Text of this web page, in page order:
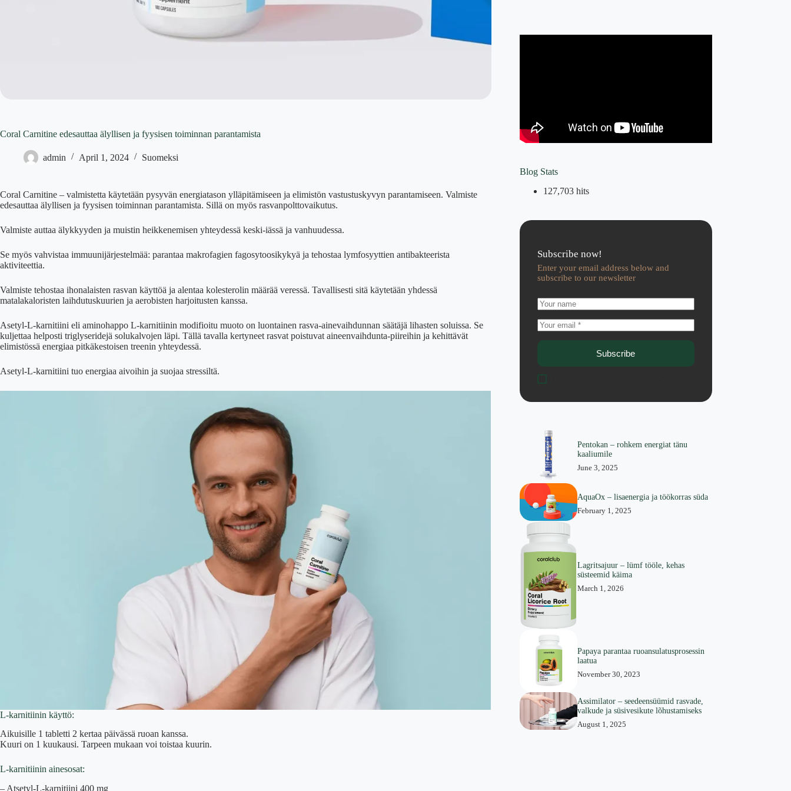
Coral Carnitine edesauttaa älyllisen ja fyysisen toiminnan parantamista
admin April 1, 2024 Suomeksi
Coral Carnitine – valmistetta käytetään pysyvän energiatason ylläpitämiseen ja elimistön vastustuskyvyn parantamiseen. Valmiste
edesauttaa älyllisen ja fyysisen toiminnan parantamista. Sillä on myös rasvanpolttovaikutus.
Valmiste auttaa älykkyyden ja muistin heikkenemisen yhteydessä keski-iässä ja vanhuudessa.
Se myös vahvistaa immuunijärjestelmää: parantaa makrofagien fagosytoosikykyä ja tehostaa lymfosyyttien antibakteerista
aktiviteettia.
Valmiste tehostaa ihonalaisten rasvan käyttöä ja alentaa kolesterolin määrää veressä. Tavallisesti sitä käytetään yhdessä
matalakaloristen laihdutuskuurien ja aerobisten harjoitusten kanssa.
Asetyl-L-karnitiini eli aminohappo L-karnitiinin modifioitu muoto on luontainen rasva-ainevaihdunnan säätäjä lihasten soluissa. Se
kuljettaa helposti triglyseridejä solukalvojen läpi. Tällä tavalla kertyneet rasvat poistuvat aineenvaihdunta-piireihin ja kehittävät
elimistössä energiaa pitkäkestoisen treenin yhteydessä.
Asetyl-L-karnitiini tuo energiaa aivoihin ja suojaa stressiltä.
L-karnitiinin käyttö:
Aikuisille 1 tabletti 2 kertaa päivässä ruoan kanssa.
Kuuri on 1 kuukausi. Tarpeen mukaan voi toistaa kuurin.
L-karnitiinin ainesosat:
– Atsetyl-L-karnitiini 400 mg
Blog Stats
127,703 hits
Subscribe now!
Enter your email address below and
subscribe to our newsletter
Subscribe
Pentokan – rohkem energiat tänu
kaaliumile
June 3, 2025
AquaOx – lisaenergia ja töökorras süda
February 1, 2025
Lagritsajuur – lümf tööle, kehas
süsteemid käima
March 1, 2026
Papaya parantaa ruoansulatusprosessin
laatua
November 30, 2023
Assimilator – seedeensüümid rasvade,
valkude ja süsivesikute lõhustamiseks
August 1, 2025